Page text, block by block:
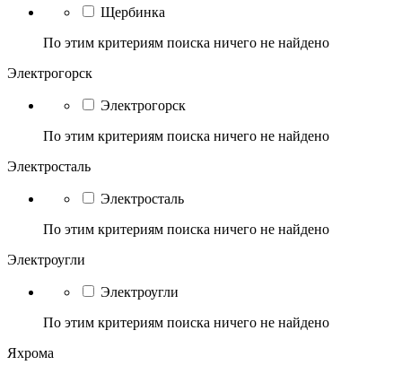
Щербинка
По этим критериям поиска ничего не найдено
Электрогорск
Электрогорск
По этим критериям поиска ничего не найдено
Электросталь
Электросталь
По этим критериям поиска ничего не найдено
Электроугли
Электроугли
По этим критериям поиска ничего не найдено
Яхрома